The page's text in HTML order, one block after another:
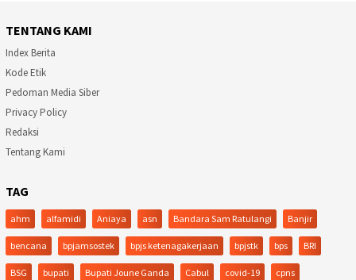
TENTANG KAMI
Index Berita
Kode Etik
Pedoman Media Siber
Privacy Policy
Redaksi
Tentang Kami
TAG
ahm alfamidi Aniaya asn Bandara Sam Ratulangi Banjir
bencana bpjamsostek bpjs ketenagakerjaan bpjstk bps BRI
BSG bupati Bupati Joune Ganda Cabul covid-19 cpns